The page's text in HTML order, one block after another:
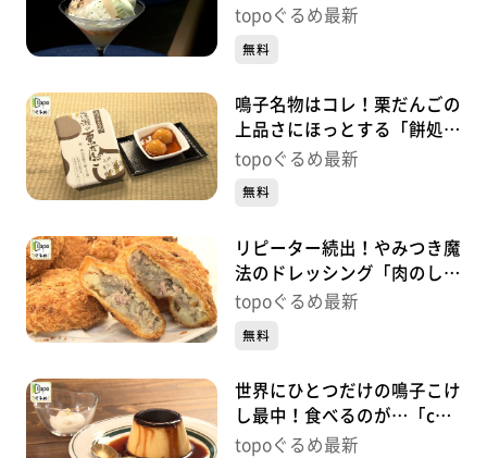
ール エトネ」（青葉区国分
topoぐるめ最新
無料
鳴子名物はコレ！栗だんごの
上品さにほっとする「餅処
深瀬」（大崎市鳴子温泉湯
topoぐるめ最新
無料
リピーター続出！やみつき魔
法のドレッシング「肉のしば
さき」（大崎市鳴子温泉湯
topoぐるめ最新
無料
世界にひとつだけの鳴子こけ
し最中！食べるのが…「cafe
gutto」（大崎市鳴子温泉湯
topoぐるめ最新